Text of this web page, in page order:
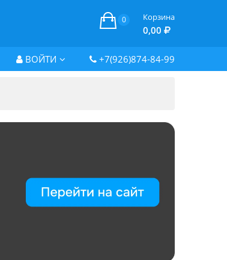
0 Корзина
0,00
ВОЙТИ +7(926)874-84-99